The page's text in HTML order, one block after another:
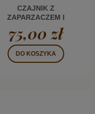
CZAJNIK Z
ZAPARZACZEM I
FILIŻANKA JACK 0,5 L
BURSZTYN
75,00 zł
DO KOSZYKA